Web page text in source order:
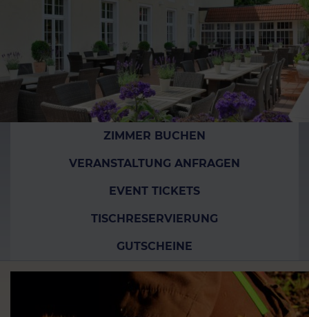
ZIMMER BUCHEN
VERANSTALTUNG ANFRAGEN
EVENT TICKETS
TISCHRESERVIERUNG
GUTSCHEINE